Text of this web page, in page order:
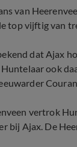
van
top vijftig van
dat Ajax
ook
vertrok
bij Ajax. De